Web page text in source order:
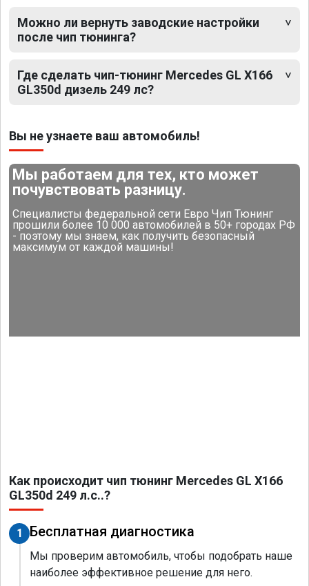
Можно ли вернуть заводские настройки
после чип тюнинга?
Где сделать чип-тюнинг Mercedes GL X166
GL350d дизель 249 лс?
Вы не узнаете ваш автомобиль!
Мы работаем для тех, кто может
почувствовать разницу.
Специалисты федеральной сети Евро Чип Тюнинг
прошили более 10 000 автомобилей в 50+ городах РФ
- поэтому мы знаем, как получить безопасный
максимум от каждой машины!
Как происходит чип тюнинг Mercedes GL X166
GL350d 249 л.с..?
1 Бесплатная диагностика
Мы проверим автомобиль, чтобы подобрать наше
наиболее эффективное решение для него.